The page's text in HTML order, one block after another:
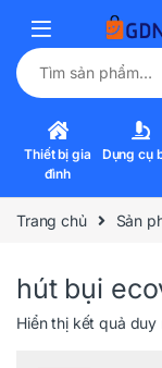
Tìm kiếm:
Thiết bị gia
đình
Dụng cụ
Trang chủ Sản
hút bụi
Hiển thị kết quả duy